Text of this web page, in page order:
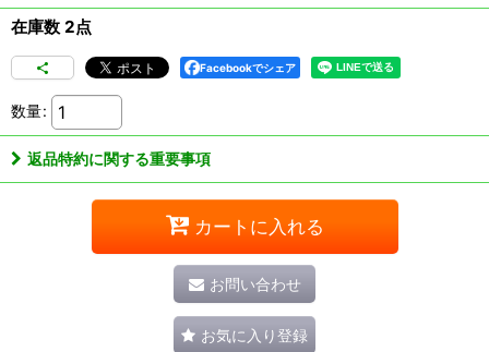
在庫数 2点
Facebookでシェア
数量:
返品特約に関する重要事項
カートに入れる
お問い合わせ
お気に入り登録